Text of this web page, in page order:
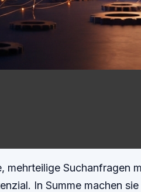
Suchanfragen
In Summe machen